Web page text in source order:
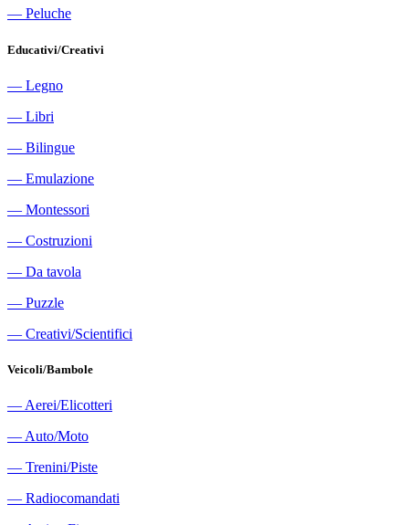
― Peluche
Educativi/Creativi
― Legno
― Libri
― Bilingue
― Emulazione
― Montessori
― Costruzioni
― Da tavola
― Puzzle
― Creativi/Scientifici
Veicoli/Bambole
― Aerei/Elicotteri
― Auto/Moto
― Trenini/Piste
― Radiocomandati